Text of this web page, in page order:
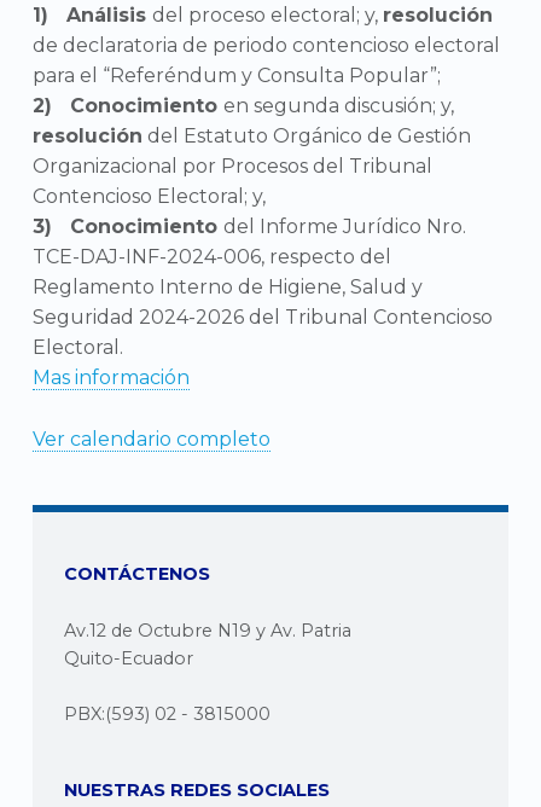
Análisis del proceso electoral; y, resolución
de declaratoria de periodo contencioso electoral
para el “Referéndum y Consulta Popular”;
Conocimiento en segunda discusión; y,
resolución del Estatuto Orgánico de Gestión
Organizacional por Procesos del Tribunal
Contencioso Electoral; y,
Conocimiento del Informe Jurídico Nro.
TCE-DAJ-INF-2024-006, respecto del
Reglamento Interno de Higiene, Salud y
Seguridad 2024-2026 del Tribunal Contencioso
Electoral.
Mas información
Ver calendario completo
CONTÁCTENOS
Av.12 de Octubre N19 y Av. Patria
Quito-Ecuador
PBX:(593) 02 - 3815000
NUESTRAS REDES SOCIALES